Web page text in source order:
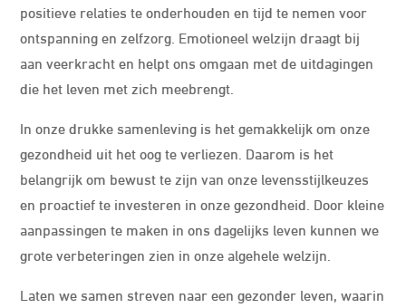
positieve relaties te onderhouden en tijd te nemen voor
ontspanning en zelfzorg. Emotioneel welzijn draagt bij
aan veerkracht en helpt ons omgaan met de uitdagingen
die het leven met zich meebrengt.
In onze drukke samenleving is het gemakkelijk om onze
gezondheid uit het oog te verliezen. Daarom is het
belangrijk om bewust te zijn van onze levensstijlkeuzes
en proactief te investeren in onze gezondheid. Door kleine
aanpassingen te maken in ons dagelijks leven kunnen we
grote verbeteringen zien in onze algehele welzijn.
Laten we samen streven naar een gezonder leven, waarin